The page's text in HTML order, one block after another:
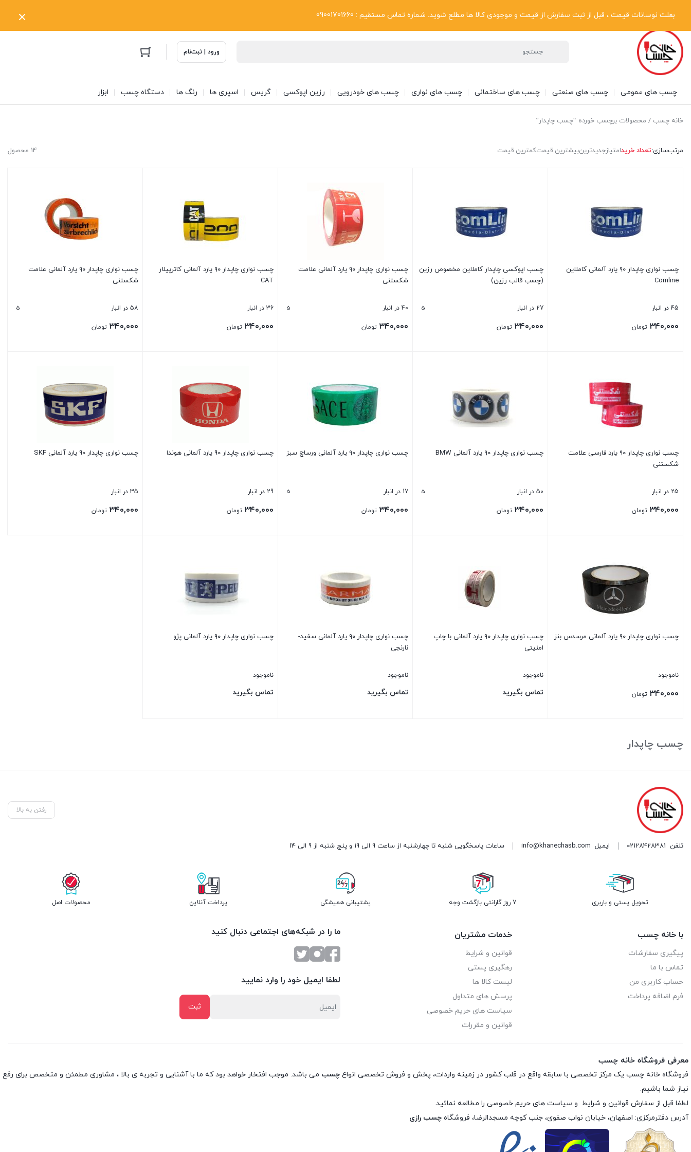
بعلت نوسانات قیمت ، قبل از ثبت سفارش از قیمت و موجودی کالا ها مطلع شوید. شماره تماس مستقیم : 09001701660
پیگیری سفارشات دریافت فاکتور رسمی تماس با ما درباره ما بلاگ
ورود | ثبت‌نام
چسب های عمومی چسب های صنعتی چسب های ساختمانی چسب های نواری چسب های خودرویی رزین اپوکسی گریس اسپری ها رنگ ها دستگاه چسب ابزار
خانه چسب / محصولات برچسب خورده “چسب چاپدار”
14 محصول مرتب‌سازی:تعداد خریدامتیازجدیدترینبیشترین قیمتکمترین قیمت
چسب نواری چاپدار ۹۰ یارد آلمانی کاملاین
Comline
45 در انبار
۳۴۰,۰۰۰ تومان
چسب اپوکسی چاپدار کاملاین مخصوص رزین
(چسب قالب رزین)
27 در انبار 5
۳۴۰,۰۰۰ تومان
چسب نواری چاپدار ۹۰ یارد آلمانی علامت
شکستنی
40 در انبار 5
۳۴۰,۰۰۰ تومان
چسب نواری چاپدار ۹۰ یارد آلمانی کاترپیلار
CAT
36 در انبار
۳۴۰,۰۰۰ تومان
چسب نواری چاپدار ۹۰ یارد آلمانی علامت
شکستنی
58 در انبار 5
۳۴۰,۰۰۰ تومان
چسب نواری چاپدار ۹۰ یارد فارسی علامت
شکستنی
25 در انبار
۳۴۰,۰۰۰ تومان
چسب نواری چاپدار ۹۰ یارد آلمانی BMW
50 در انبار 5
۳۴۰,۰۰۰ تومان
چسب نواری چاپدار ۹۰ یارد آلمانی ورساچ سبز
17 در انبار 5
۳۴۰,۰۰۰ تومان
چسب نواری چاپدار 90 یارد آلمانی هوندا
29 در انبار
۳۴۰,۰۰۰ تومان
چسب نواری چاپدار 90 یارد آلمانی SKF
35 در انبار
۳۴۰,۰۰۰ تومان
چسب نواری چاپدار ۹۰ یارد آلمانی مرسدس بنز
ناموجود
۳۴۰,۰۰۰ تومان
چسب نواری چاپدار ۹۰ یارد آلمانی با چاپ
امنیتی
ناموجود
تماس بگیرید
چسب نواری چاپدار ۹۰ یارد آلمانی سفید-
نارنجی
ناموجود
تماس بگیرید
چسب نواری چاپدار ۹۰ یارد آلمانی پژو
ناموجود
تماس بگیرید
چسب چاپدار
رفتن به بالا
تلفن 02128428381 ایمیل info@khanechasb.com ساعات پاسخگویی شنبه تا چهارشنبه از ساعت 9 الی 19 و پنج شنبه از 9 الی 14
تحویل پستی و باربری 7 روز گارانتی بازگشت وجه پشتیبانی همیشگی پرداخت آنلاین محصولات اصل
با خانه چسب
پیگیری سفارشات
تماس با ما
حساب کاربری من
فرم اضافه پرداخت
خدمات مشتریان
قوانین و شرایط
رهگیری پستی
لیست کالا ها
پرسش های متداول
سیاست های حریم خصوصی
قوانین و مقررات
ما را در شبکه‌های اجتماعی دنبال کنید
لطفا ایمیل خود را وارد نمایید
معرفی فروشگاه خانه چسب
فروشگاه خانه چسب یک مرکز تخصصی با سابقه واقع در قلب کشور در زمینه واردات، پخش و فروش تخصصی انواع چسب می باشد. موجب افتخار خواهد بود که ما با آشنایی و تجربه ی بالا ، مشاوری مطمئن و متخصص برای رفع
نیاز شما باشیم.
لطفا قبل از سفارش قوانین و شرایط و سیاست های حریم خصوصی را مطالعه نمائید.
آدرس دفترمرکزی: اصفهان، خیابان نواب صفوی، جنب کوچه مسجدالرضا، فروشگاه چسب رازی